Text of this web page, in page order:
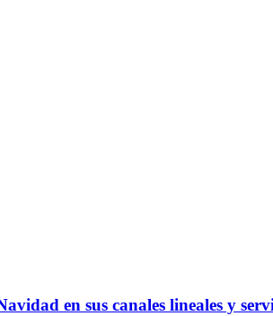
en sus canales lineales y